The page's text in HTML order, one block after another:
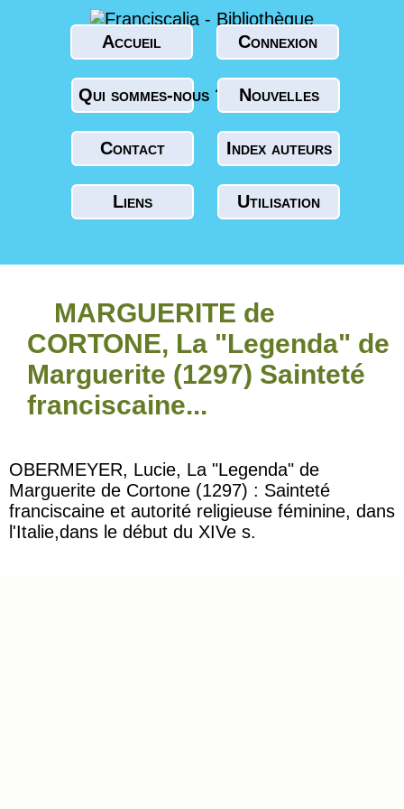
Accueil Connexion
Qui sommes-nous ? Nouvelles
Contact Index auteurs
Liens Utilisation
MARGUERITE de
CORTONE, La "Legenda" de
Marguerite (1297) Sainteté
franciscaine...
OBERMEYER, Lucie, La "Legenda" de
Marguerite de Cortone (1297) : Sainteté
franciscaine et autorité religieuse féminine, dans
l'Italie,dans le début du XIVe s.